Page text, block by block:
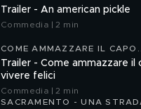
Trailer - An american pickle
Commedia | 2 min
COME AMMAZZARE IL
FELICI
Trailer - Come ammazzare il
vivere felici
Commedia | 2 min
SACRAMENTO - UNA